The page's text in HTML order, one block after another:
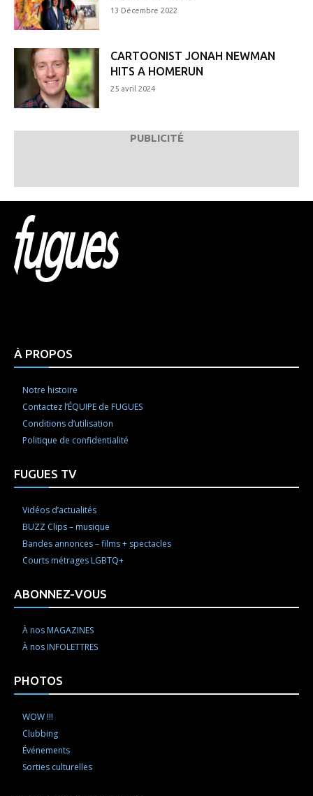
13 Décembre 2022
CARTOONIST JONAH NEWMAN
HITS A HOMERUN
25 avril 2024
PUBLICITÉ
À PROPOS
Notre histoire
Contactez l’ÉQUIPE de FUGUES
Conditions d’utilisation
Politique de confidentialité
FUGUES TV
Vidéos d’actualités
BUZZ Clips – musique
Bandes annonces – films + spectacles
Courts métrages LGBTQ+
ABONNEZ-VOUS
À nos MAGAZINES
À nos INFOLETTRES
PHOTOS
WOW !!!
Clubbing
Événements
Sorties culturelles